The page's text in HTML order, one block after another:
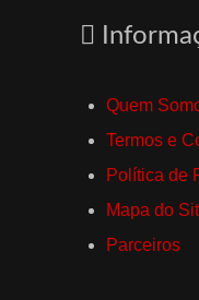
Quem
Termos e
Política de
Mapa do
Parceiros